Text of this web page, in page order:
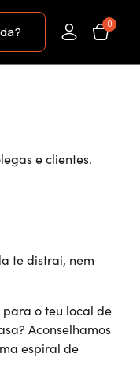
0
e clientes.
te distrai, nem
o teu local de
Aconselhamos
espiral de